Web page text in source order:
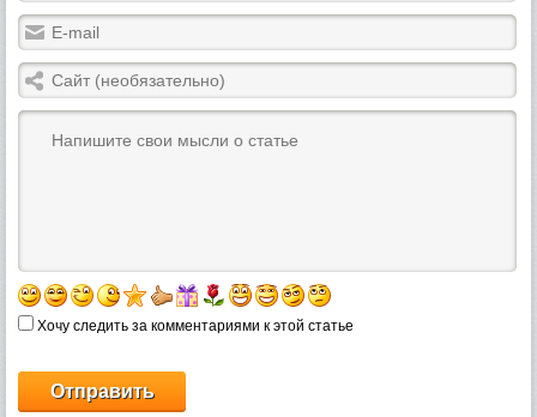
Хочу следить за комментариями к этой статье